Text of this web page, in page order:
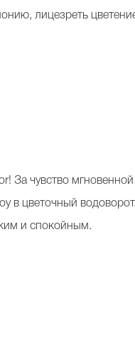
лицезреть
За чувство
в цветочный
и спокойным.